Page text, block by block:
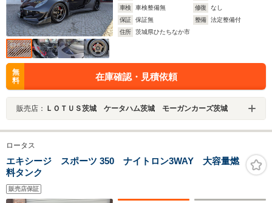
車検
車検整備無 修復
なし
保証
保証無 整備
法定整備付
住所
茨城県ひたちなか市
無
料
在庫確認・見積依頼
販売店： ＬＯＴＵＳ茨城 ケータハム茨城 モーガンカーズ茨城
ロータス
エキシージ スポーツ 350 ナイトロン3WAY 大容量燃
料タンク
販売店保証